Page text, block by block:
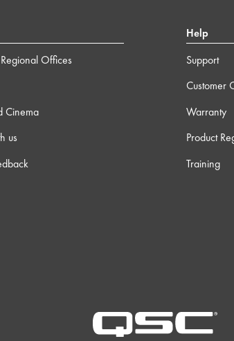
Offices
Cinema
us
Help
Support
Customer
Warranty
Product
Training